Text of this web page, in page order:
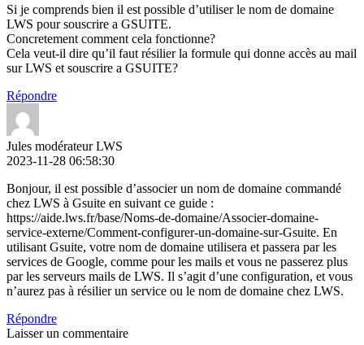
Si je comprends bien il est possible d’utiliser le nom de domaine
LWS pour souscrire a GSUITE.
Concretement comment cela fonctionne?
Cela veut-il dire qu’il faut résilier la formule qui donne accès au mail
sur LWS et souscrire a GSUITE?
Répondre
Jules modérateur LWS
2023-11-28 06:58:30
Bonjour, il est possible d’associer un nom de domaine commandé
chez LWS à Gsuite en suivant ce guide :
https://aide.lws.fr/base/Noms-de-domaine/Associer-domaine-
service-externe/Comment-configurer-un-domaine-sur-Gsuite. En
utilisant Gsuite, votre nom de domaine utilisera et passera par les
services de Google, comme pour les mails et vous ne passerez plus
par les serveurs mails de LWS. Il s’agit d’une configuration, et vous
n’aurez pas à résilier un service ou le nom de domaine chez LWS.
Répondre
Laisser un commentaire